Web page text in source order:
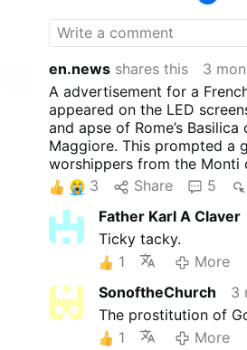
en.news shares this
3
A advertisement for a
appeared on the LED
and apse of Rome’s
Maggiore. This prompted a
worshippers from the Monti
protest letter to the
criticising what they
“commercialisation” of the
screens were installed
that began in late 2024.
said the advertising revenue
renovation costs ahead of
3 Share 5
Father Karl A Claver
Ticky tacky.
1
More
SonoftheChurch
3
The prostitution of
1
More